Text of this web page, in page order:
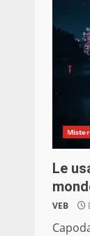
Le
VEB